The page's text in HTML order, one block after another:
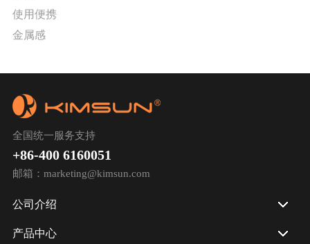
使用便携
金属感
全国统一服务支持
+86-400 6160051
邮箱：marketing@kimsun.com
公司介绍
产品中心